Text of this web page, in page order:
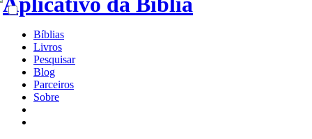
Bíblias
Livros
Pesquisar
Blog
Parceiros
Sobre